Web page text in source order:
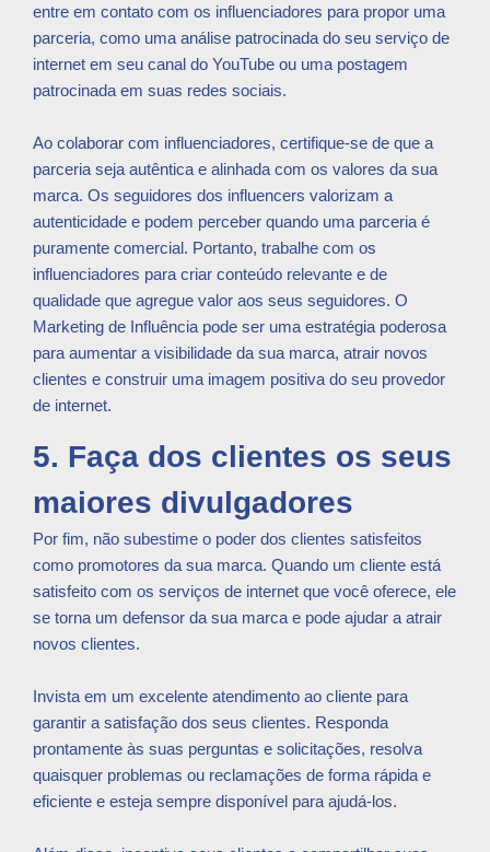
entre em contato com os influenciadores para propor uma
parceria, como uma análise patrocinada do seu serviço de
internet em seu canal do YouTube ou uma postagem
patrocinada em suas redes sociais.
Ao colaborar com influenciadores, certifique-se de que a
parceria seja autêntica e alinhada com os valores da sua
marca. Os seguidores dos influencers valorizam a
autenticidade e podem perceber quando uma parceria é
puramente comercial. Portanto, trabalhe com os
influenciadores para criar conteúdo relevante e de
qualidade que agregue valor aos seus seguidores. O
Marketing de Influência pode ser uma estratégia poderosa
para aumentar a visibilidade da sua marca, atrair novos
clientes e construir uma imagem positiva do seu provedor
de internet.
5. Faça dos clientes os seus
maiores divulgadores
Por fim, não subestime o poder dos clientes satisfeitos
como promotores da sua marca. Quando um cliente está
satisfeito com os serviços de internet que você oferece, ele
se torna um defensor da sua marca e pode ajudar a atrair
novos clientes.
Invista em um excelente atendimento ao cliente para
garantir a satisfação dos seus clientes. Responda
prontamente às suas perguntas e solicitações, resolva
quaisquer problemas ou reclamações de forma rápida e
eficiente e esteja sempre disponível para ajudá-los.